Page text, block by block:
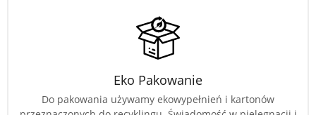
Eko Pakowanie
Do pakowania używamy ekowypełnień i kartonów